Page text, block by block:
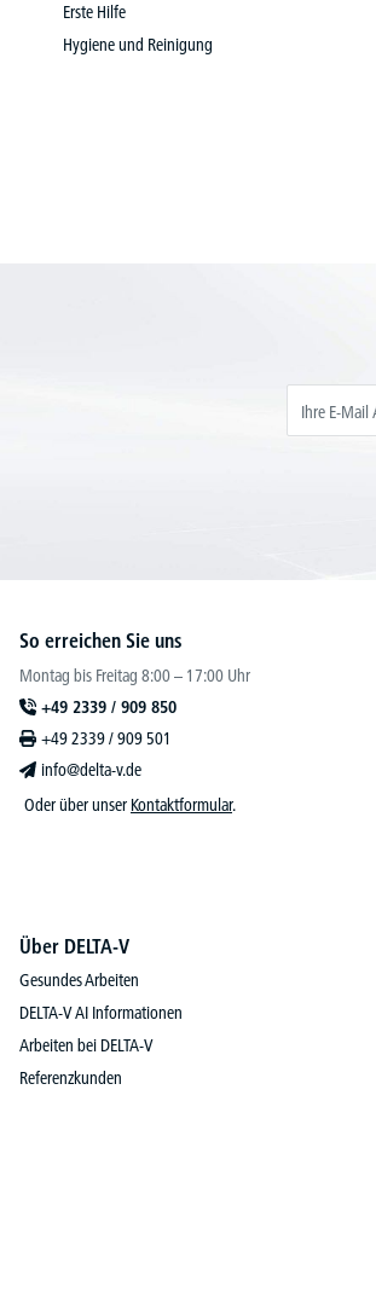
Erste Hilfe
Hygiene und Reinigung
So erreichen Sie uns
Montag bis Freitag 8:00 – 17:00 Uhr
+49 2339 / 909 850
+49 2339 / 909 501
info@delta-v.de
Oder über unser Kontaktformular.
Über DELTA-V
Gesundes Arbeiten
DELTA-V AI Informationen
Arbeiten bei DELTA-V
Referenzkunden